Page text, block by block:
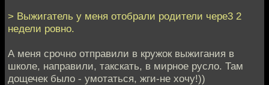
> Выжигатель у меня отобрали родители чере3 2
недели ровно.
А меня срочно отправили в кружок выжигания в
школе, направили, такскать, в мирное русло. Там
дощечек было - умотаться, жги-не хочу!))